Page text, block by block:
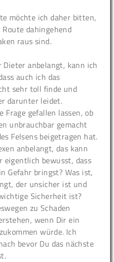
möchte ich daher bitten,
dahingehend
raus sind.
Dieter anbelangt, kann ich
auch ich das
sehr toll finde und
darunter leidet.
Frage gefallen lassen, ob
unbrauchbar gemacht
Felsens beigetragen hat.
anbelangt, das kann
bewusst, dass
Gefahr bringst? Was ist,
der unsicher ist und
Sicherheit ist?
zu Schaden
wenn Dir ein
würde. Ich
bevor Du das nächste